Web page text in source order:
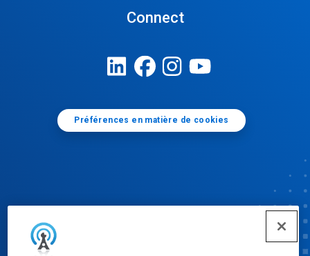
Connect
Préférences en matière de cookies